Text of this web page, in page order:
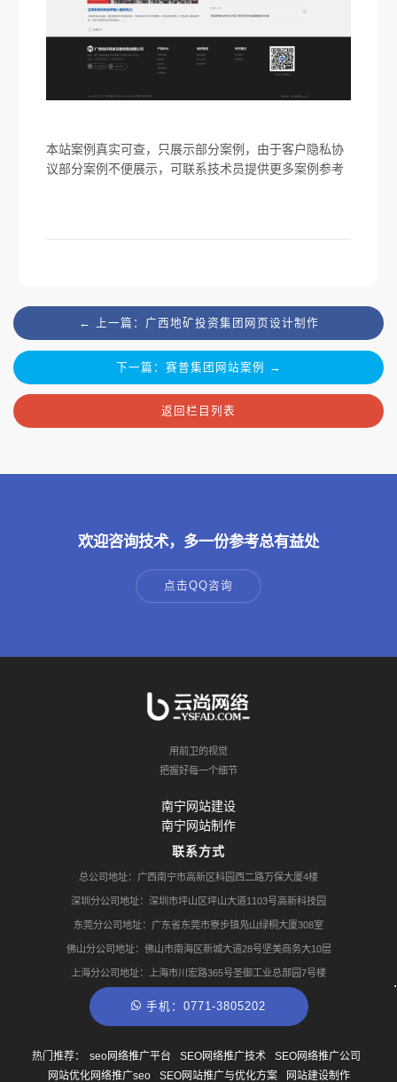
本站案例真实可查，只展示部分案例，由于客户隐私协
议部分案例不便展示，可联系技术员提供更多案例参考
← 上一篇：广西地矿投资集团网页设计制作
下一篇：赛普集团网站案例 →
返回栏目列表
欢迎咨询技术，多一份参考总有益处
点击QQ咨询
用前卫的视觉
把握好每一个细节
南宁网站建设
南宁网站制作
联系方式
总公司地址：广西南宁市高新区科园西二路万保大厦4楼
深圳分公司地址：深圳市坪山区坪山大道1103号高新科技园
东莞分公司地址：广东省东莞市寮步镇凫山绿桐大厦308室
佛山分公司地址：佛山市南海区新城大道28号坚美商务大10层
上海分公司地址：上海市川宏路365号圣御工业总部园7号楼
手机：0771-3805202
热门推荐： seo网络推广平台 SEO网络推广技术
SEO网络推广公司
网站优化网络推广seo
SEO网站推广与优化方案 网站建设制作